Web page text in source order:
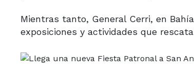
Mientras tanto, General Cerri, en
exposiciones y actividades que